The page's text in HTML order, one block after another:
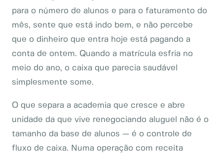
para o número de alunos e para o faturamento do
mês, sente que está indo bem, e não percebe
que o dinheiro que entra hoje está pagando a
conta de ontem. Quando a matrícula esfria no
meio do ano, o caixa que parecia saudável
simplesmente some.
O que separa a academia que cresce e abre
unidade da que vive renegociando aluguel não é o
tamanho da base de alunos — é o controle de
fluxo de caixa. Numa operação com receita